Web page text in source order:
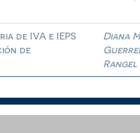
de IVA e IEPS
de
Diana
Rangel